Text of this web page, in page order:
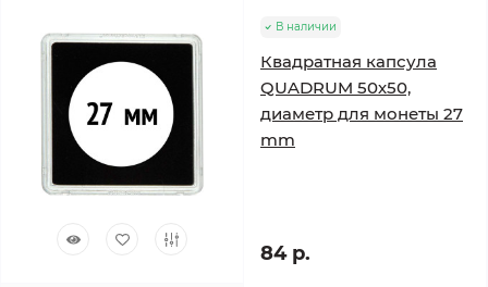
В наличии
Квадратная капсула
QUADRUM 50х50,
диаметр для монеты 27
mm
84 р.